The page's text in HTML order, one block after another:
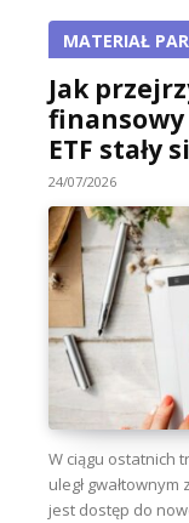
MATERIAŁ
Jak
finansowy
ETF stały
24/07/2026
W ciągu ostatnich
uległ
jest dostęp do